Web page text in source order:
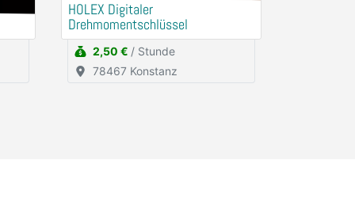
HOLEX Digitaler
Drehmomentschlüssel
2,50 € / Stunde
78467 Konstanz